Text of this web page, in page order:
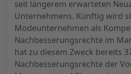
seit längerem erwarteten
Unternehmens. Künftig wird
Modeunternehmen als
Nachbesserungsrechte im
hat zu diesem Zweck bereits
Nachbesserungsrechte der